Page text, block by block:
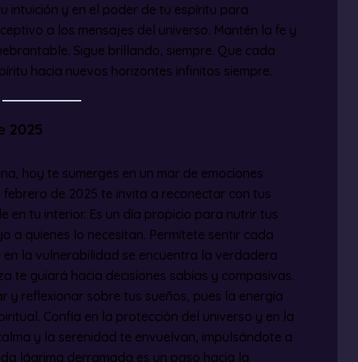
intuición y en el poder de tu espíritu para
a los mensajes del universo. Mantén la fe y
Sigue brillando, siempre. Que cada
hacia nuevos horizontes infinitos siempre.
2025
hoy te sumerges en un mar de emociones
de 2025 te invita a reconectar con tus
en tu interior. Es un día propicio para nutrir tus
a quienes lo necesitan. Permítete sentir cada
la vulnerabilidad se encuentra la verdadera
te guiará hacia decisiones sabias y compasivas.
y reflexionar sobre tus sueños, pues la energía
Confía en la protección del universo y en la
y la serenidad te envuelvan, impulsándote a
lágrima derramada es un paso hacia la